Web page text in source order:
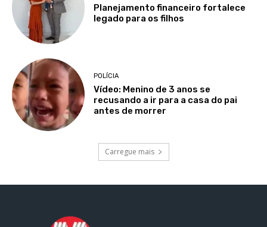
Planejamento financeiro fortalece
legado para os filhos
POLÍCIA
Vídeo: Menino de 3 anos se
recusando a ir para a casa do pai
antes de morrer
Carregue mais